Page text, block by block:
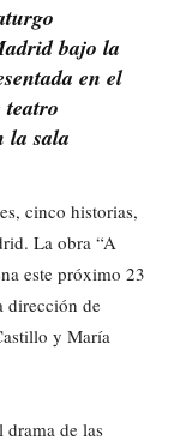
bajo la
en el
teatro
la sala
cinco historias,
La obra “A
este próximo 23
dirección de
y María
drama de las